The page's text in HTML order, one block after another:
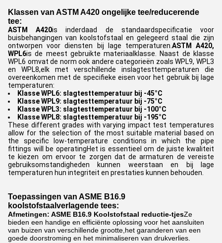
Klassen van ASTM A420 ongelijke tee/reducerende
tee:
ASTM A420is inderdaad de standaardspecificatie voor
buisbehangingen van koolstofstaal en gelegeerd staal die zijn
ontworpen voor diensten bij lage temperaturen.ASTM A420,
WPL6is de meest gebruikte materiaalklasse. Naast de klasse
WPL6 omvat de norm ook andere categorieën zoals WPL9, WPL3
en WPL8,elk met verschillende inslagtesttemperaturen die
overeenkomen met de specifieke eisen voor het gebruik bij lage
temperaturen:
Klasse WPL6: slagtesttemperatuur bij -45°C
Klasse WPL9: slagtesttemperatuur bij -75°C
Klasse WPL3: slagtesttemperatuur bij -100°C
Klasse WPL8: slagtesttemperatuur bij -195°C
These different grades with varying impact test temperatures
allow for the selection of the most suitable material based on
the specific low-temperature conditions in which the pipe
fittings will be operatingHet is essentieel om de juiste kwaliteit
te kiezen om ervoor te zorgen dat de armaturen de vereiste
gebruiksomstandigheden kunnen weerstaan en bij lage
temperaturen hun integriteit en prestaties kunnen behouden.
Toepassingen van ASME B16.9
koolstofstaalverlagende tees:
Afmetingen: ASME B16.9 Koolstofstaal reductie-tjesZe
bieden een handige en efficiënte oplossing voor het aansluiten
van buizen van verschillende grootte,het garanderen van een
goede doorstroming en het minimaliseren van drukverlies.